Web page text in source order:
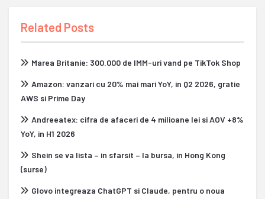
Related Posts
Marea Britanie: 300.000 de IMM-uri vand pe TikTok Shop
Amazon: vanzari cu 20% mai mari YoY, in Q2 2026, gratie
AWS si Prime Day
Andreeatex: cifra de afaceri de 4 milioane lei si AOV +8%
YoY, in H1 2026
Shein se va lista – in sfarsit – la bursa, in Hong Kong
(surse)
Glovo integreaza ChatGPT si Claude, pentru o noua